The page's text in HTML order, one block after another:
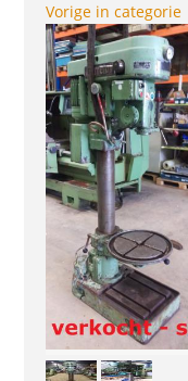
Vorige in categorie